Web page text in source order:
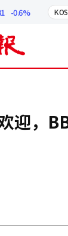
-0.6%
迎，